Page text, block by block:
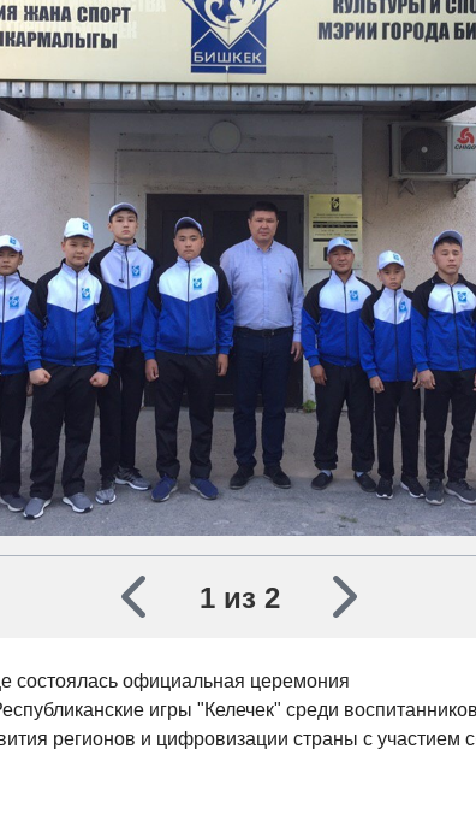
1 из 2
состоялась официальная церемония
игры "Келечек" среди
регионов и цифровизации страны с участием